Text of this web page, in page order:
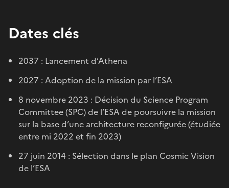
Dates clés
2037 : Lancement d’Athena
2027 : Adoption de la mission par l’ESA
8 novembre 2023 : Décision du Science Program
Committee (SPC) de l’ESA de poursuivre la mission
sur la base d’une architecture reconfigurée (étudiée
entre mi 2022 et fin 2023)
27 juin 2014 : Sélection dans le plan Cosmic Vision
de l’ESA